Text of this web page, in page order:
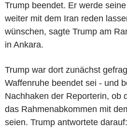
Trump beendet. Er werde
weiter mit dem Iran reden
wünschen, sagte Trump am
in Ankara.
Trump war dort zunächst
Waffenruhe beendet sei - und
Nachhaken der Reporterin, ob
das Rahmenabkommen mit
seien. Trump antwortete